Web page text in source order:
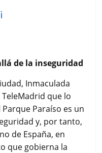
de la inseguridad
Inmaculada
que lo
Paraíso es un
y, por tanto,
de España, en
que gobierna la